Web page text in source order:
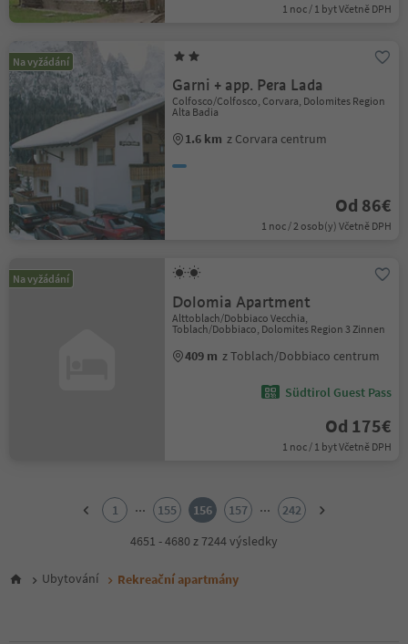
1 noc / 1 byt Včetně DPH
Na vyžádání
Garni + app. Pera Lada
Colfosco/Colfosco, Corvara, Dolomites Region
Alta Badia
1.6 km z Corvara centrum
Od 86€
1 noc / 2 osob(y) Včetně DPH
Na vyžádání
Dolomia Apartment
Alttoblach/Dobbiaco Vecchia,
Toblach/Dobbiaco, Dolomites Region 3 Zinnen
409 m z Toblach/Dobbiaco centrum
Südtirol Guest Pass
Od 175€
1 noc / 1 byt Včetně DPH
6
1 ... 155 156 157 ...
242
4651 - 4680 z 7244 výsledky
Ubytování Rekreační apartmány